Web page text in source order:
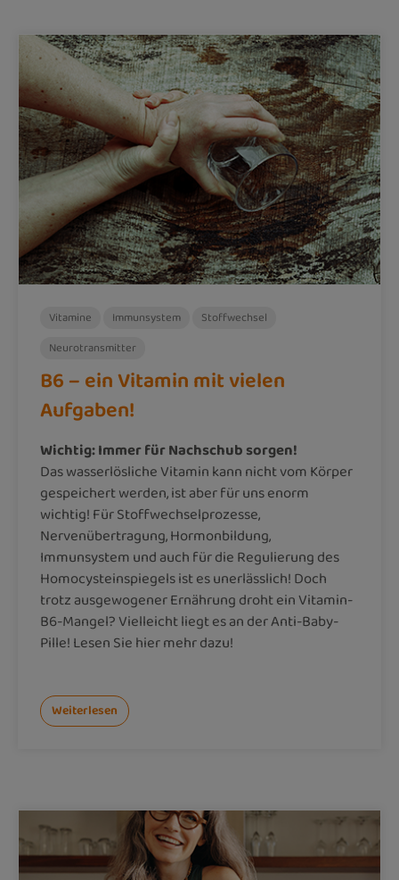
Vitamine Immunsystem
Stoffwechsel
Neurotransmitter
B6 – ein Vitamin mit vielen
Aufgaben!
Wichtig: Immer für Nachschub sorgen!
Das wasserlösliche Vitamin kann nicht vom Körper
gespeichert werden, ist aber für uns enorm
wichtig! Für Stoffwechselprozesse,
Nervenübertragung, Hormonbildung,
Immunsystem und auch für die Regulierung des
Homocysteinspiegels ist es unerlässlich! Doch
trotz ausgewogener Ernährung droht ein Vitamin-
B6-Mangel? Vielleicht liegt es an der Anti-Baby-
Pille! Lesen Sie hier mehr dazu!
Weiterlesen